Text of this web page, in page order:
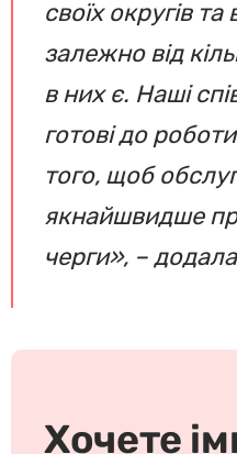
своїх округів
залежно від
в них є. Наші
готові до
того, щоб
якнайшвидше
черги», –
Хочете